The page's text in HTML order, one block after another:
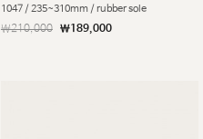
1047 / 235~310mm / rubber sole
￦210,000 ￦189,000